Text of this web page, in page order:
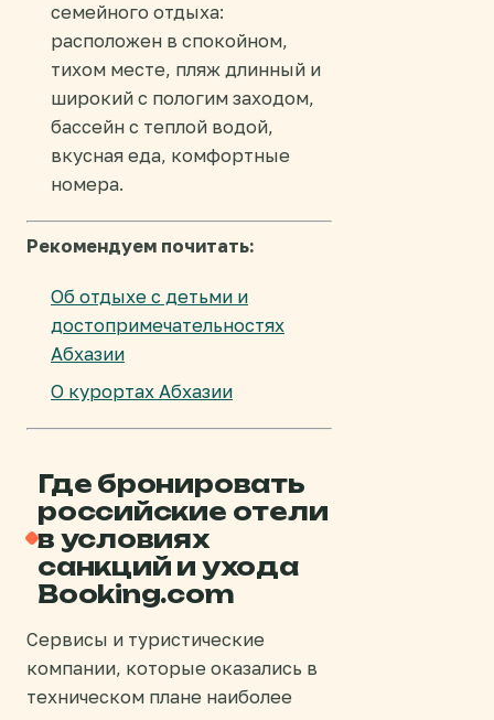
семейного отдыха:
расположен в спокойном,
тихом месте, пляж длинный и
широкий с пологим заходом,
бассейн с теплой водой,
вкусная еда, комфортные
номера.
Рекомендуем почитать:
Об отдыхе с детьми и
достопримечательностях
Абхазии
О курортах Абхазии
Где бронировать
российские отели
в условиях
санкций и ухода
Booking.com
Сервисы и туристические
компании, которые оказались в
техническом плане наиболее